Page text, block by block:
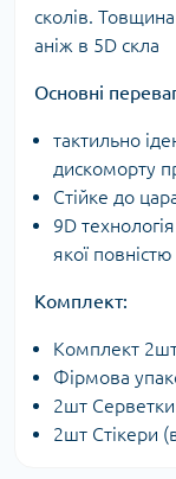
сколів.
аніж в 5D скла
Основні
тактильно
дискоморту
Стійке до
9D
якої
Комплект:
Комплект
Фірмова
2шт Серветки
2шт Стікери